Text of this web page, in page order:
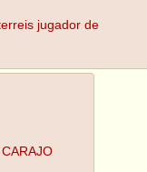
jugador de